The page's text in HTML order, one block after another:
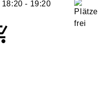
18:20 - 19:20